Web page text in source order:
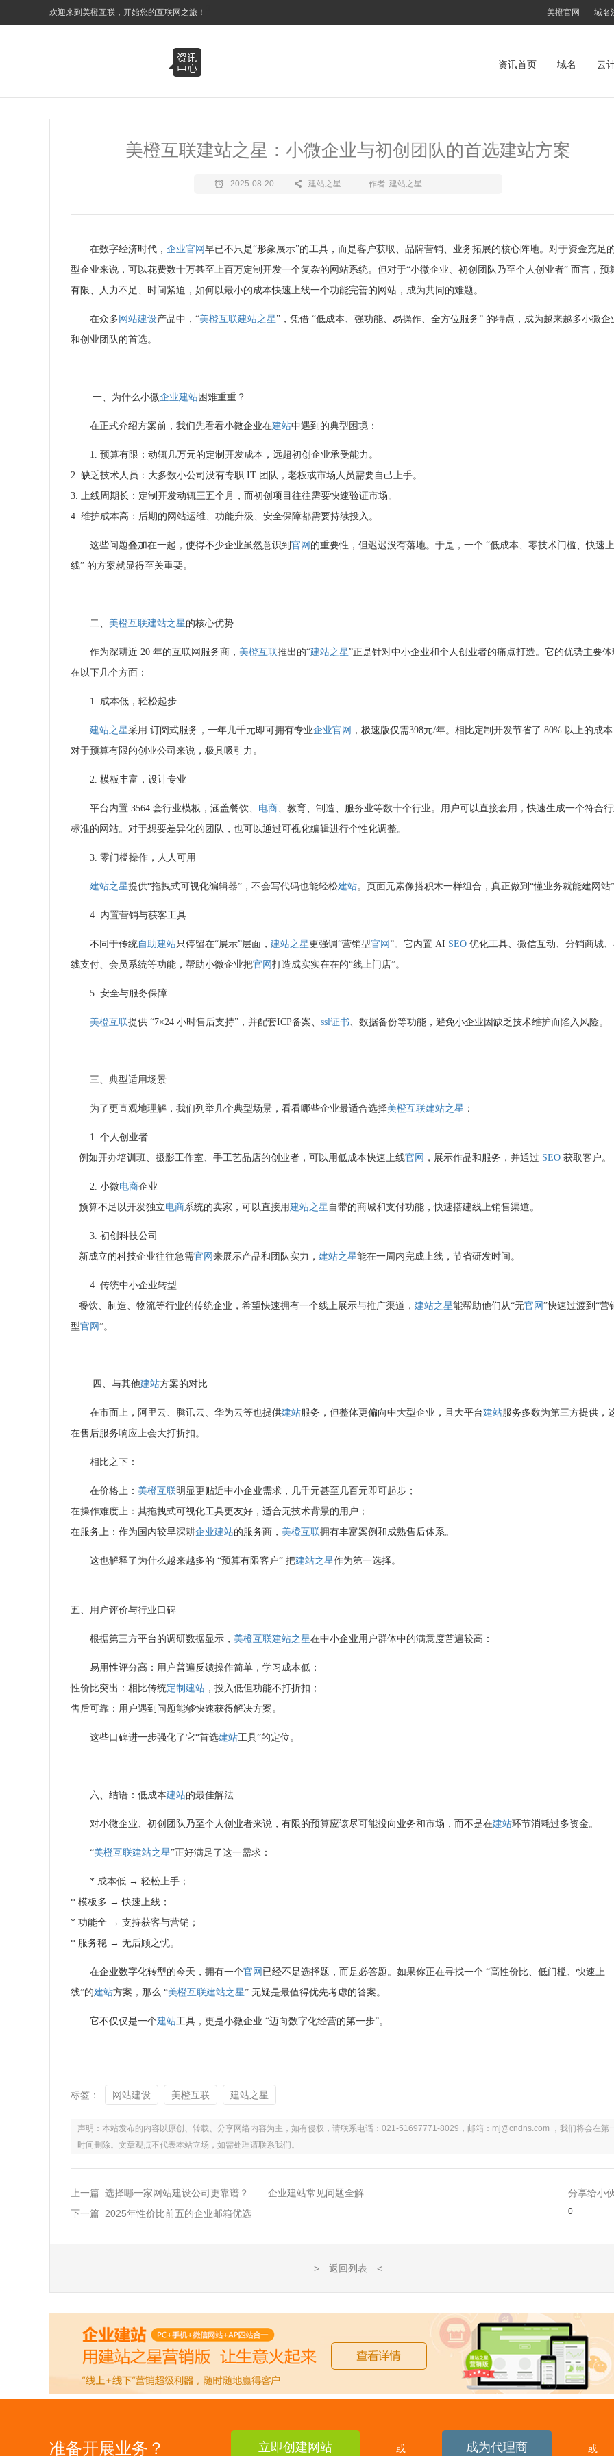
欢迎来到美橙互联，开始您的互联网之旅！ 美橙官网 | 域名
资讯首页 域名 云
美橙互联建站之星：小微企业与初创团队的首选建站方案
2025-08-20 建站之星 作者: 建站之星
在数字经济时代， 企业官网 早已不只是“形象展示”的工具，而是客户获取、品牌营销、业务拓展的核心阵地。对于资金充足
型企业来说，可以花费数十万甚至上百万定制开发一个复杂的网站系统。但对于“小微企业、初创团队乃至个人创业者” 而言，预
有限、人力不足、时间紧迫，如何以最小的成本快速上线一个功能完善的网站，成为共同的难题。
在众多 网站建设产品中，“美橙互联建站之星”，凭借 “低成本、强功能、易操作、全方位服务” 的特点，成为越来越多小微企
和创业团队的首选。
一、为什么小微企业建站困难重重？
在正式介绍方案前，我们先看看小微企业在建站中遇到的典型困境：
1. 预算有限：动辄几万元的定制开发成本，远超初创企业承受能力。
2. 缺乏技术人员：大多数小公司没有专职 IT 团队，老板或市场人员需要自己上手。
3. 上线周期长：定制开发动辄三五个月，而初创项目往往需要快速验证市场。
4. 维护成本高：后期的网站运维、功能升级、安全保障都需要持续投入。
这些问题叠加在一起，使得不少企业虽然意识到 官网 的重要性，但迟迟没有落地。于是，一个 “低成本、零技术门槛、快速上
线” 的方案就显得至关重要。
二、 美橙互联建站之星的核心优势
作为深耕近 20 年的互联网服务商， 美橙互联推出的“建站之星”正是针对中小企业和个人创业者的痛点打造。它的优势主要体
在以下几个方面：
1. 成本低，轻松起步
建站之星采用 订阅式服务，一年几千元即可拥有专业企业官网 ，极速版仅需398元/年。相比定制开发节省了 80% 以上的成
对于预算有限的创业公司来说，极具吸引力。
2. 模板丰富，设计专业
平台内置 3564 套行业模板，涵盖餐饮、 电商、教育、制造、服务业等数十个行业。用户可以直接套用，快速生成一个符合
标准的网站。对于想要差异化的团队，也可以通过可视化编辑进行个性化调整。
3. 零门槛操作，人人可用
建站之星提供“拖拽式可视化编辑器”，不会写代码也能轻松建站。页面元素像搭积木一样组合，真正做到“懂业务就能建网站
4. 内置营销与获客工具
不同于传统自助建站只停留在“展示”层面， 建站之星更强调“营销型官网 ”。它内置 AI SEO 优化工具、微信互动、分销商城
线支付、会员系统等功能，帮助小微企业把官网 打造成实实在在的“线上门店”。
5. 安全与服务保障
美橙互联提供 “7×24 小时售后支持”，并配套ICP备案、 ssl证书、数据备份等功能，避免小企业因缺乏技术维护而陷入风险。
三、典型适用场景
为了更直观地理解，我们列举几个典型场景，看看哪些企业最适合选择美橙互联建站之星 ：
1. 个人创业者
例如开办培训班、摄影工作室、手工艺品店的创业者，可以用低成本快速上线官网 ，展示作品和服务，并通过 SEO 获取客户。
2. 小微电商企业
预算不足以开发独立电商系统的卖家，可以直接用建站之星 自带的商城和支付功能，快速搭建线上销售渠道。
3. 初创科技公司
新成立的科技企业往往急需官网 来展示产品和团队实力， 建站之星能在一周内完成上线，节省研发时间。
4. 传统中小企业转型
餐饮、制造、物流等行业的传统企业，希望快速拥有一个线上展示与推广渠道， 建站之星能帮助他们从“无官网 ”快速过渡到“营
型官网 ”。
四、与其他建站方案的对比
在市面上，阿里云、腾讯云、华为云等也提供建站服务，但整体更偏向中大型企业，且大平台建站服务多数为第三方提供，
在售后服务响应上会大打折扣。
相比之下：
在价格上： 美橙互联明显更贴近中小企业需求，几千元甚至几百元即可起步；
在操作难度上：其拖拽式可视化工具更友好，适合无技术背景的用户；
在服务上：作为国内较早深耕企业建站的服务商， 美橙互联拥有丰富案例和成熟售后体系。
这也解释了为什么越来越多的 “预算有限客户” 把建站之星作为第一选择。
五、用户评价与行业口碑
根据第三方平台的调研数据显示， 美橙互联建站之星在中小企业用户群体中的满意度普遍较高：
易用性评分高：用户普遍反馈操作简单，学习成本低；
性价比突出：相比传统定制建站 ，投入低但功能不打折扣；
售后可靠：用户遇到问题能够快速获得解决方案。
这些口碑进一步强化了它“首选建站工具”的定位。
六、结语：低成本建站的最佳解法
对小微企业、初创团队乃至个人创业者来说，有限的预算应该尽可能投向业务和市场，而不是在建站环节消耗过多资金。
“美橙互联建站之星”正好满足了这一需求：
* 成本低 → 轻松上手；
* 模板多 → 快速上线；
* 功能全 → 支持获客与营销；
* 服务稳 → 无后顾之忧。
在企业数字化转型的今天，拥有一个官网 已经不是选择题，而是必答题。如果你正在寻找一个 “高性价比、低门槛、快速上
线”的建站方案，那么 “美橙互联建站之星” 无疑是最值得优先考虑的答案。
它不仅仅是一个建站工具，更是小微企业 “迈向数字化经营的第一步”。
标签： 网站建设 美橙互联 建站之星
声明：本站发布的内容以原创、转载、分享网络内容为主，如有侵权，请联系电话：021-51697771-8029，邮箱：mj@cndns.com ，我们将会在第
时间删除。文章观点不代表本站立场，如需处理请联系我们。
上一篇 选择哪一家网站建设公司更靠谱？——企业建站常见问题全解
下一篇 2025年性价比前五的企业邮箱优选
分享给小
0
> 返回列表 <
准备开展业务？ 立即创建网站 或 成为代理商 或